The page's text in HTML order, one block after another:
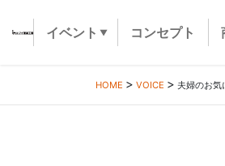
イベント コンセプト
HOME VOICE 夫婦のお気